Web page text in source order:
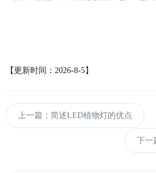
【更新时间：2026-8-5】
上一篇：简述LED植物灯的优点
下一